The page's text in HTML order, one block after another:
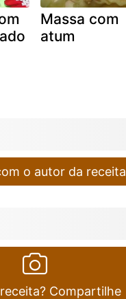
Massa com
atum
o autor da receita
Compartilhe